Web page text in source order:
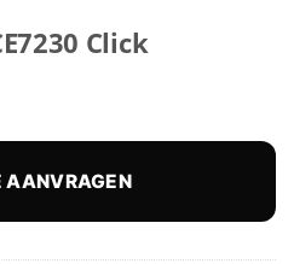
Click
AANVRAGEN